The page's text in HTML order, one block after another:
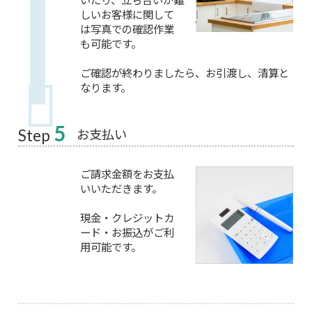
しいお客様に関して
は写真での確認作業
も可能です。
ご確認が終わりましたら、お引渡し、清算と
なります。
Step 5 お支払い
ご請求金額をお支払
いいただきます。
現金・クレジットカ
ード・お振込がご利
用可能です。